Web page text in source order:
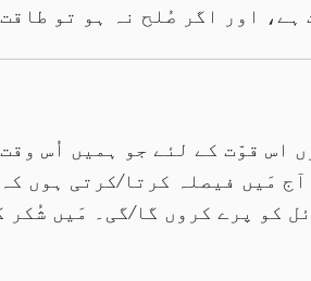
اور اگر صُلح نہ ہو تو
اس قوّت کے لئے جو ہمیں اُس
مَیں فیصلہ کرتا/کرتی ہوں
کو پرے کروں گا/گی۔ مَیں شُکر